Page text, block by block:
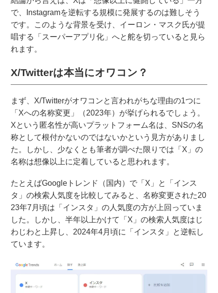
で、Instagramを逆転する規模に発展するのは難しそう
です。このような背景を受け、イーロン・マスク氏が提
唱する「スーパーアプリ化」へと舵を切っていると見ら
れます。
X/Twitterは本当にオワコン？
まず、X/Twitterがオワコンと言われがちな理由の1つに
「Xへの名称変更」（2023年）が挙げられるでしょう。
Xという匿名性が高いプラットフォーム名は、SNSの名
称として根付かないのではないかという見方がありまし
た。しかし、少なくとも筆者が調べた限りでは「X」の
名称は想像以上に定着していると思われます。
たとえばGoogleトレンド（国内）で「X」と「インス
タ」の検索人気度を比較してみると、名称変更された20
23年7月頃は「インスタ」の人気度の方が上回っていま
した。しかし、半年以上かけて「X」の検索人気度はじ
わじわと上昇し、2024年4月頃に「インスタ」と逆転し
ています。